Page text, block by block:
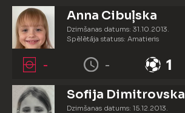
Anna Cibuļska
Dzimšanas datums: 31.10.2013.
Spēlētāja statuss: Amatieris
- - 1
Sofija Dimitrovska
Dzimšanas datums: 15.12.2013.